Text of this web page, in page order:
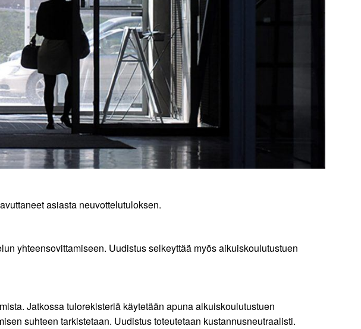
asiasta neuvottelutuloksen.
yhteensovittamiseen. Uudistus selkeyttää myös aikuiskoulutustuen
Jatkossa tulorekisteriä käytetään apuna aikuiskoulutustuen
suhteen tarkistetaan. Uudistus toteutetaan kustannusneutraalisti.